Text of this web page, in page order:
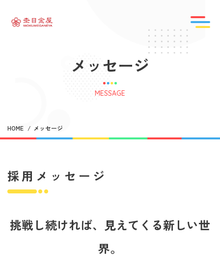
メッセージ
MESSAGE
HOME メッセージ
採用メッセージ
挑戦し続ければ、見えてくる新しい世
界。